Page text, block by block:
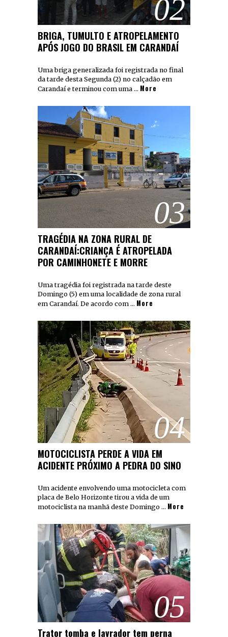
02
BRIGA, TUMULTO E ATROPELAMENTO
APÓS JOGO DO BRASIL EM CARANDAÍ
Uma briga generalizada foi registrada no final
da tarde desta Segunda (2) no calçadão em
Carandaí e terminou com uma … More
03
TRAGÉDIA NA ZONA RURAL DE
CARANDAÍ:CRIANÇA É ATROPELADA
POR CAMINHONETE E MORRE
Uma tragédia foi registrada na tarde deste
Domingo (5) em uma localidade de zona rural
em Carandaí. De acordo com … More
04
MOTOCICLISTA PERDE A VIDA EM
ACIDENTE PRÓXIMO A PEDRA DO SINO
Um acidente envolvendo uma motocicleta com
placa de Belo Horizonte tirou a vida de um
motociclista na manhã deste Domingo … More
05
Trator tomba e lavrador tem perna